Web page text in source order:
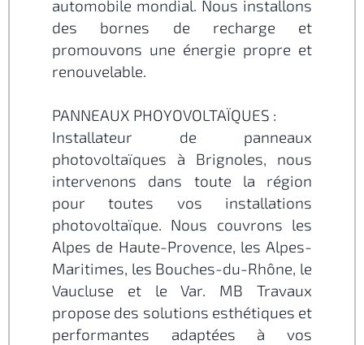
automobile mondial. Nous installons
des bornes de recharge et
promouvons une énergie propre et
renouvelable.
PANNEAUX PHOYOVOLTAÏQUES :
Installateur de panneaux
photovoltaïques à Brignoles, nous
intervenons dans toute la région
pour toutes vos installations
photovoltaïque. Nous couvrons les
Alpes de Haute-Provence, les Alpes-
Maritimes, les Bouches-du-Rhône, le
Vaucluse et le Var. MB Travaux
propose des solutions esthétiques et
performantes adaptées à vos